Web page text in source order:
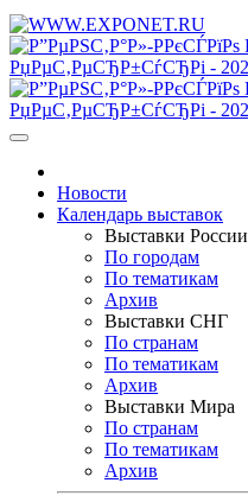
Новости
Календарь выставок
Выставки России
По городам
По тематикам
Архив
Выставки СНГ
По странам
По тематикам
Архив
Выставки Мира
По странам
По тематикам
Архив